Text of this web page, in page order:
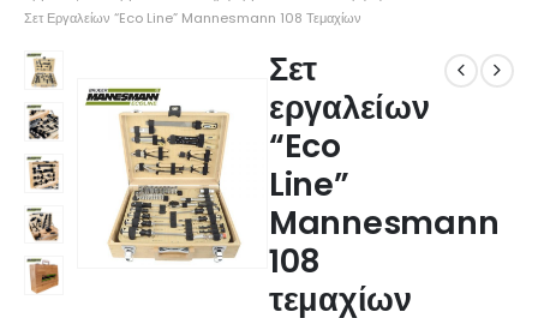
Σετ Εργαλείων “Eco Line” Mannesmann 108 Τεμαχίων
Σετ
εργαλείων
“Eco
Line”
Mannesmann
108
τεμαχίων